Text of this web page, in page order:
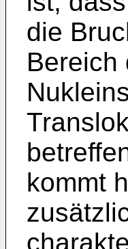
die
Bereich
kommt